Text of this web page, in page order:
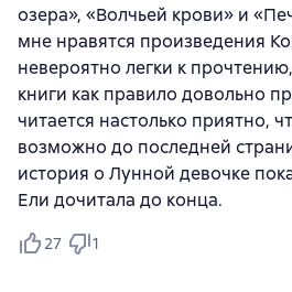
озера», «Волчьей крови» и
мне нравятся произведения
невероятно легки к
книги как правило довольно
читается настолько приятно,
возможно до последней
история о Лунной девочке
Ели дочитала до конца.
27 1